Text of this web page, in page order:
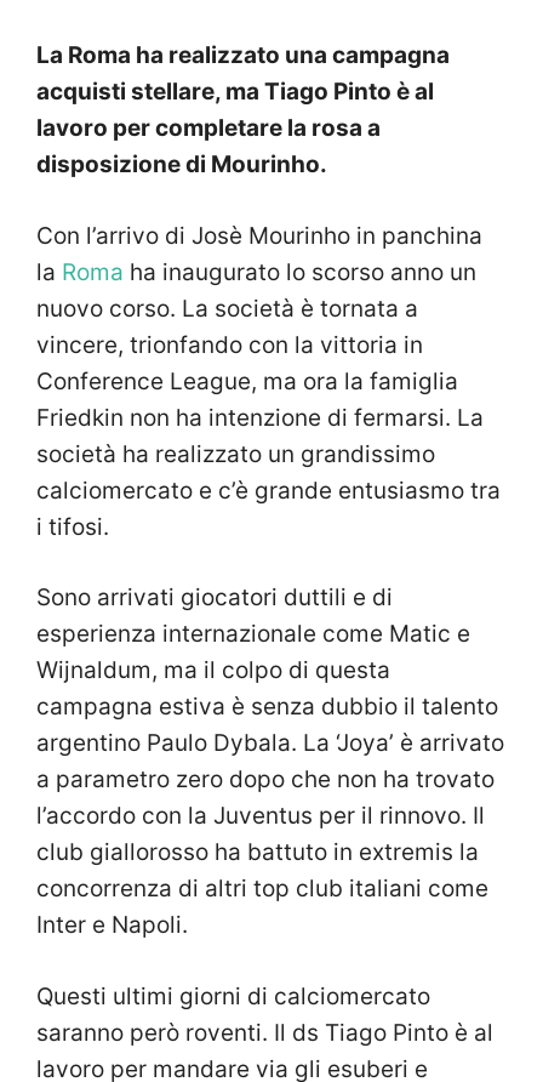
La Roma ha realizzato una campagna
acquisti stellare, ma Tiago Pinto è al
lavoro per completare la rosa a
disposizione di Mourinho.
Con l’arrivo di Josè Mourinho in panchina
la Roma ha inaugurato lo scorso anno un
nuovo corso. La società è tornata a
vincere, trionfando con la vittoria in
Conference League, ma ora la famiglia
Friedkin non ha intenzione di fermarsi. La
società ha realizzato un grandissimo
calciomercato e c’è grande entusiasmo tra
i tifosi.
Sono arrivati giocatori duttili e di
esperienza internazionale come Matic e
Wijnaldum, ma il colpo di questa
campagna estiva è senza dubbio il talento
argentino Paulo Dybala. La ‘Joya’ è arrivato
a parametro zero dopo che non ha trovato
l’accordo con la Juventus per il rinnovo. Il
club giallorosso ha battuto in extremis la
concorrenza di altri top club italiani come
Inter e Napoli.
Questi ultimi giorni di calciomercato
saranno però roventi. Il ds Tiago Pinto è al
lavoro per mandare via gli esuberi e